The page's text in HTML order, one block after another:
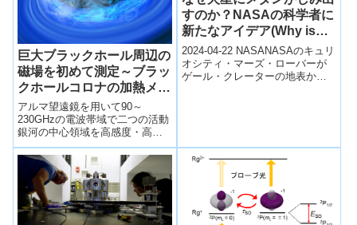
巨大ブラックホール周辺の
磁場を初めて測定～ブラッ
クホールコロナの加熱メカ
ニズム特定へ～
アルマ望遠鏡を用いて90～
230GHzの電波帯域で二つの活動
銀河の中心領域を高感度・高分
解能で観測した。その電波放射
成分から導かれたコロナの磁場
強度は、従来の理論予測よりも
はるかに小さく、磁場ではコロ
ナを十分に加熱できないことが
判明した。
すのか？NASAの科学者に
新たなアイデア(Why is
Methane Seeping on
Mars? NASA Scientists
Have New Ideas)
2024-04-22 NASANASAのキュリ
オシティ・マーズ・ローバーが
ゲール・クレーターの地表から